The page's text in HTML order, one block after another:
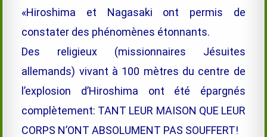
«Hiroshima et Nagasaki ont permis de
constater des phénomènes étonnants.
Des religieux (missionnaires Jésuites
allemands) vivant à 100 mètres du centre de
l’explosion d’Hiroshima ont été épargnés
complètement: TANT LEUR MAISON QUE LEUR
CORPS N’ONT ABSOLUMENT PAS SOUFFERT!